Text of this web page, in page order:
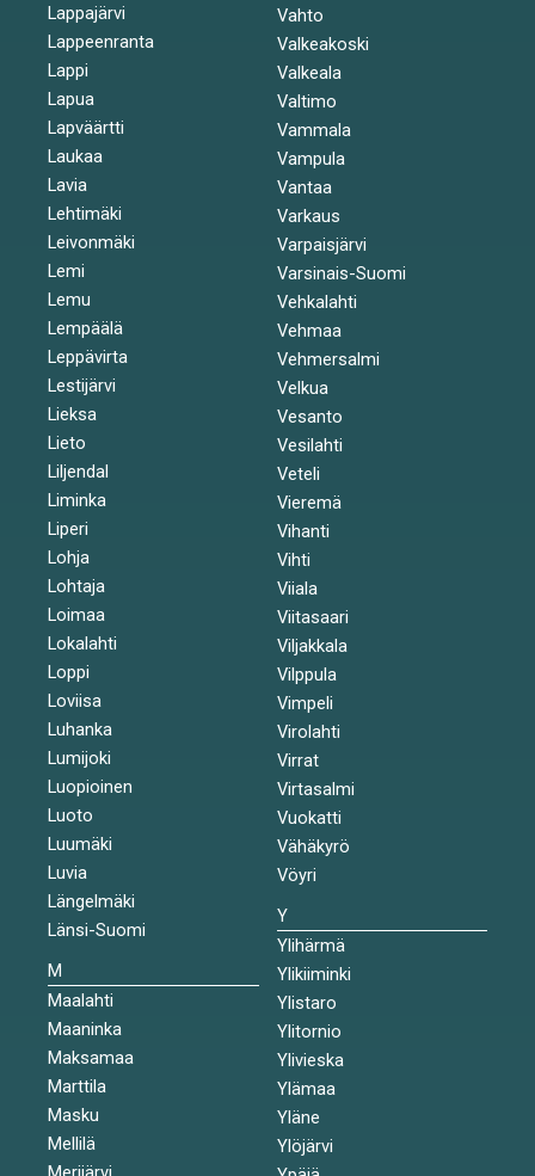
Lappajärvi
Lappeenranta
Lappi
Lapua
Lapväärtti
Laukaa
Lavia
Lehtimäki
Leivonmäki
Lemi
Lemu
Lempäälä
Leppävirta
Lestijärvi
Lieksa
Lieto
Liljendal
Liminka
Liperi
Lohja
Lohtaja
Loimaa
Lokalahti
Loppi
Loviisa
Luhanka
Lumijoki
Luopioinen
Luoto
Luumäki
Luvia
Längelmäki
Länsi-Suomi
M
Maalahti
Maaninka
Maksamaa
Marttila
Masku
Mellilä
Vahto
Valkeakoski
Valkeala
Valtimo
Vammala
Vampula
Vantaa
Varkaus
Varpaisjärvi
Varsinais-Suomi
Vehkalahti
Vehmaa
Vehmersalmi
Velkua
Vesanto
Vesilahti
Veteli
Vieremä
Vihanti
Vihti
Viiala
Viitasaari
Viljakkala
Vilppula
Vimpeli
Virolahti
Virrat
Virtasalmi
Vuokatti
Vähäkyrö
Vöyri
Y
Ylihärmä
Ylikiiminki
Ylistaro
Ylitornio
Ylivieska
Ylämaa
Yläne
Ylöjärvi